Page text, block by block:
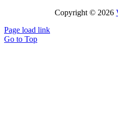
Copyright © 2026
Page load link
Go to Top